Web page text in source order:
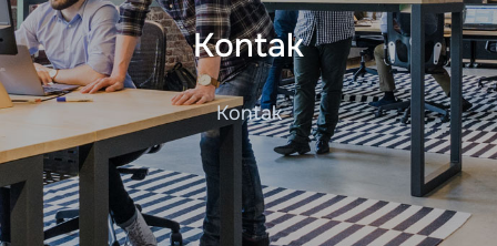
Kontak
Kontak